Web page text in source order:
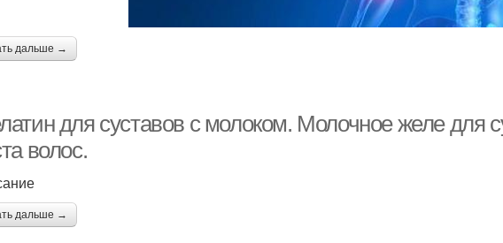
дальше →
для суставов с молоком. Молочное желе для
волос.
дальше →